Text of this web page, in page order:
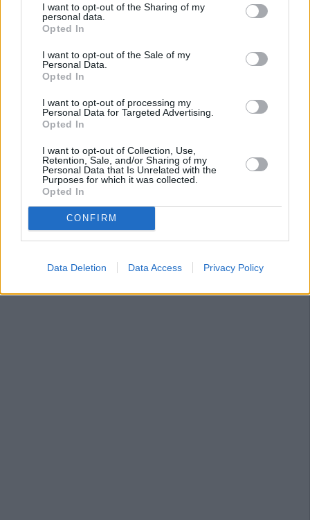
I want to opt-out of the Sharing of my
personal data.
Opted In
I want to opt-out of the Sale of my
Personal Data.
Opted In
I want to opt-out of processing my
Personal Data for Targeted Advertising.
Opted In
I want to opt-out of Collection, Use,
Retention, Sale, and/or Sharing of my
Personal Data that Is Unrelated with the
Purposes for which it was collected.
Opted In
CONFIRM
Data Deletion Data Access Privacy Policy